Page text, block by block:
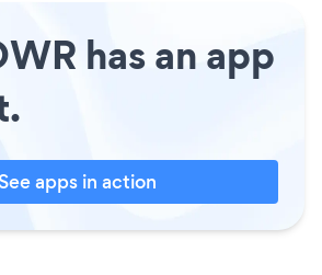
has an app
See apps in action